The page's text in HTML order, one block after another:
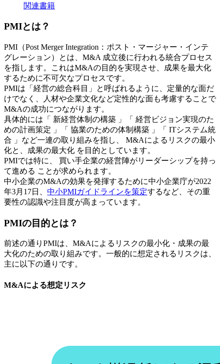
関連書籍
PMIとは？
PMI（Post Merger Integration：ポスト・マージャー・インテ
グレーション）とは、M&A 成立後に行われる統合プロセス
を指します。これはM&Aの目的を実現させ、成果を最大化
するために不可欠なプロセスです。
PMIは「経営の総合科目」と呼ばれるように、定量的な面だ
けでなく、人材や企業文化など定性的な面も考慮することで
M&Aの成功につながります。
具体的には「 新経営体制の構築 」「 経営ビジョン実現のた
めの計画策定 」「 協業のための体制構築 」「 ITシステム統
合 」など一連の取り組みを指し、 M&Aによるリスクの最小
化と、成果の最大化 を目的としています。
PMIでは特に、 買い手企業の経営陣がリーダーシップを持っ
て進める ことが求められます。
中小企業のM&Aの効果を発揮するために中小企業庁が2022
年3月17日、 中小PMIガイドラインを策定するなど、その重
要性の認識や注目度が高まっています。
PMIの目的とは？
前述の通りPMIは、M&Aによるリスクの最小化・成果の最
大化のための取り組みです。一般的に想定されるリスクは、
主に以下の通りです。
M&Aによる想定リスク